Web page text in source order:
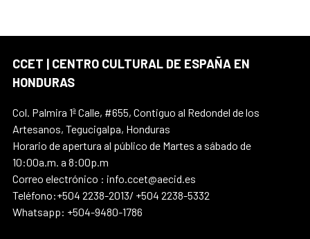
CCET | CENTRO CULTURAL DE ESPAÑA EN
HONDURAS
Col. Palmira 1ª Calle, #655, Contiguo al Redondel de los
Artesanos, Tegucigalpa, Honduras
Horario de apertura al público de Martes a sábado de
10:00a.m. a 8:00p.m
Correo electrónico : info.ccet@aecid.es
Teléfono:+504 2238-2013/ +504 2238-5332
Whatsapp: +504-9480-1786